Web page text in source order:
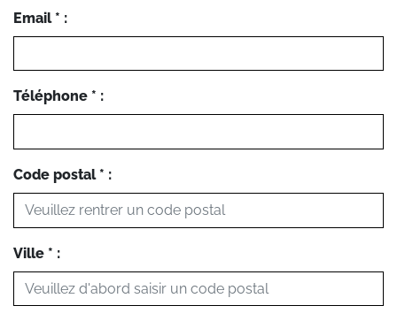
Email * :
Téléphone * :
Code postal * :
Ville * :